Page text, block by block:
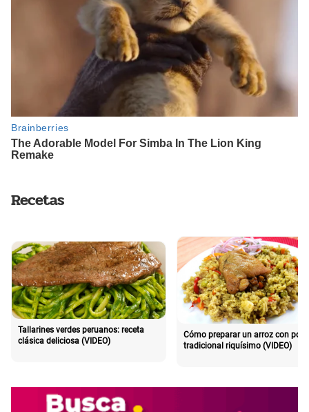
Recetas
Tallarines verdes peruanos: receta
clásica deliciosa (VIDEO)
Cómo preparar un arroz con pollo
tradicional riquísimo (VIDEO)